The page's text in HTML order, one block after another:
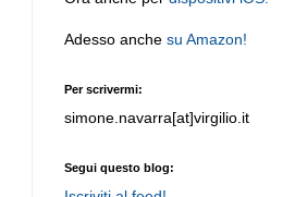
Adesso anche su Amazon!
Per scrivermi:
simone.navarra[at]virgilio.it
Segui questo blog: